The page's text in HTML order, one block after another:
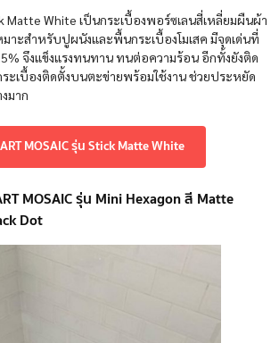
Matte White เป็นกระเบื้องพอร์ซเลนสี่เหลี่ยมผืนผ้า
าะสำหรับปูผนังและพื้นกระเบื้องโมเสค มีจุดเด่นที่
จึงแข็งแรงทนทาน ทนต่อความร้อน อีกทั้งยังติด
ระเบื้องติดตั้งบนตะข่ายพร้อมใช้งาน ช่วยประหยัด
มาก
MOSAIC รุ่น Stick Matte White
MOSAIC รุ่น Mini Hexagon สี Matte
Dot